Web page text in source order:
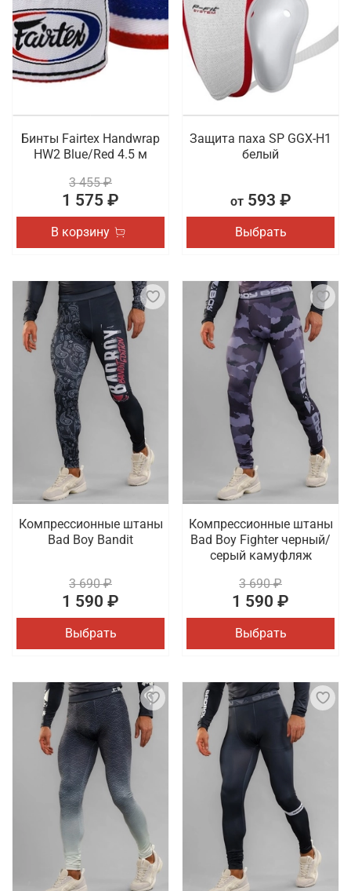
Бинты Fairtex Handwrap
HW2 Blue/Red 4.5 м
3 455 ₽
1 575 ₽
В корзину
Защита паха SP GGX-H1
белый
от593 ₽
Выбрать
Компрессионные штаны
Bad Boy Bandit
3 690 ₽
1 590 ₽
Выбрать
Компрессионные штаны
Bad Boy Fighter черный/
серый камуфляж
3 690 ₽
1 590 ₽
Выбрать